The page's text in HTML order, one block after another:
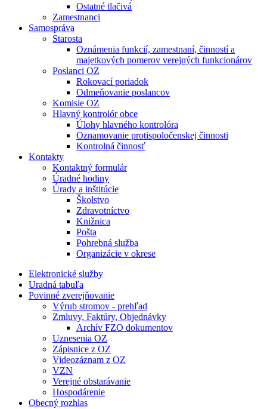
Ostatné tlačivá
Zamestnanci
Samospráva
Starosta
Oznámenia funkcií, zamestnaní, činností a
majetkových pomerov verejných funkcionárov
Poslanci OZ
Rokovací poriadok
Odmeňovanie poslancov
Komisie OZ
Hlavný kontrolór obce
Úlohy hlavného kontrolóra
Oznamovanie protispoločenskej činnosti
Kontrolná činnosť
Kontakty
Kontaktný formulár
Úradné hodiny
Úrady a inštitúcie
Školstvo
Zdravotníctvo
Knižnica
Pošta
Pohrebná služba
Organizácie v okrese
Elektronické služby
Uradná tabuľa
Povinné zverejňovanie
Výrub stromov - prehľad
Zmluvy, Faktúry, Objednávky
Archív FZO dokumentov
Uznesenia OZ
Zápisnice z OZ
Videozáznam z OZ
VZN
Verejné obstarávanie
Hospodárenie
Obecný rozhlas